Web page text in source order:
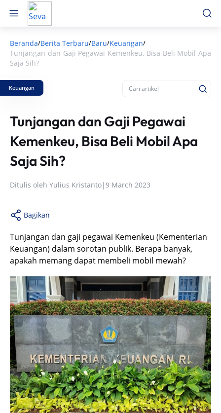
Beranda/Berita Terbaru/Baru/Keuangan/
Tunjangan dan Gaji Pegawai Kemenkeu, Bisa Beli Mobil Apa
Saja Sih?
Keuangan
Tunjangan dan Gaji Pegawai
Kemenkeu, Bisa Beli Mobil Apa
Saja Sih?
Ditulis oleh Yulius Kristanto|9 March 2023
Bagikan
Tunjangan dan gaji pegawai Kemenkeu (Kementerian
Keuangan) dalam sorotan publik. Berapa banyak,
apakah memang dapat membeli mobil mewah?